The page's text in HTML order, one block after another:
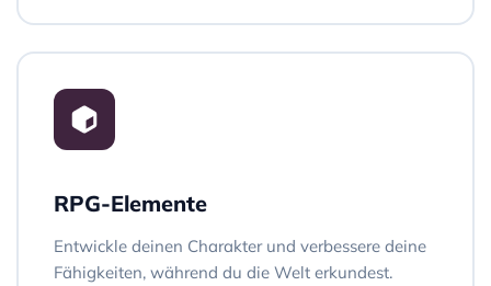
RPG-Elemente
Entwickle deinen Charakter und verbessere deine
Fähigkeiten, während du die Welt erkundest.